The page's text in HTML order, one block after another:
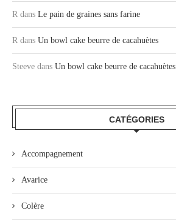
R dans Le pain de graines sans farine
R dans Un bowl cake beurre de cacahuètes
Steeve dans Un bowl cake beurre de cacahuètes
CATÉGORIES
Accompagnement
Avarice
Colère